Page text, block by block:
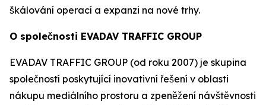
škálování operací a expanzi na nové trhy.
O společnosti EVADAV TRAFFIC GROUP
EVADAV TRAFFIC GROUP (od roku 2007) je skupina
společností poskytující inovativní řešení v oblasti
nákupu mediálního prostoru a zpeněžení návštěvnosti